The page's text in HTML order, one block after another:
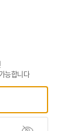
능합니다